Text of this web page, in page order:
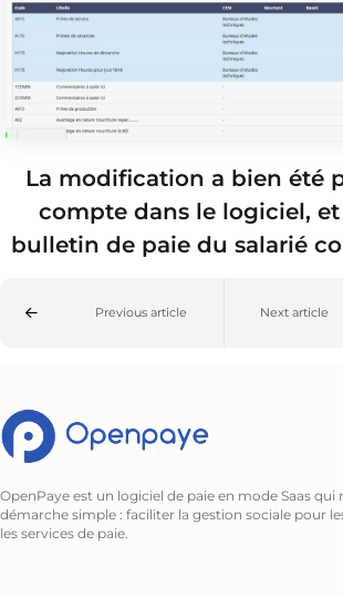
La modification a bien été
compte dans le logiciel,
bulletin de paie du salarié
Previous article Next article
OpenPaye est un logiciel de paie en mode Saas qui
démarche simple : faciliter la gestion sociale pour
les services de paie.